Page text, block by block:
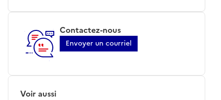
Contactez-nous
Envoyer un courriel
Voir aussi